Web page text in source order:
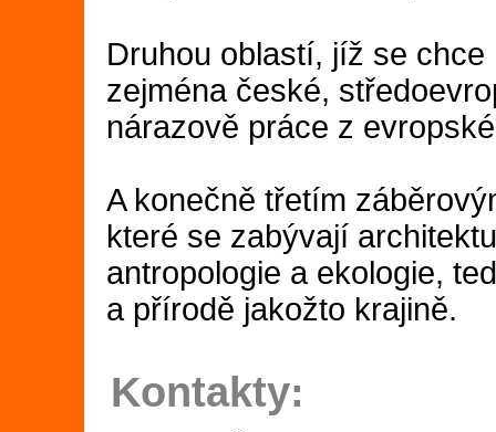
Druhou oblastí, jíž se
zejména české,
nárazově práce z
A konečně třetím
které se zabývají
antropologie a ekologie,
a přírodě jakožto krajině.
Kontakty: